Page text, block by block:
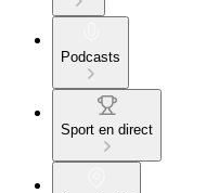
Podcasts
Sport en direct